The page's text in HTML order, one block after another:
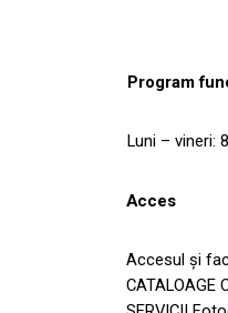
Program
Luni – vineri:
Acces
Accesul și
CATALOAGE